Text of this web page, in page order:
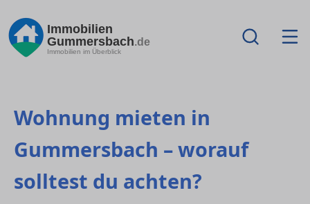
Immobilien
Gummersbach.de
Immobilien im Überblick
Wohnung mieten in
Gummersbach – worauf
solltest du achten?